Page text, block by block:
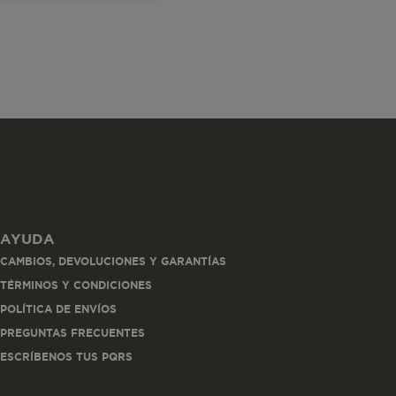
AYUDA
CAMBIOS, DEVOLUCIONES Y GARANTÍAS
TÉRMINOS Y CONDICIONES
POLÍTICA DE ENVÍOS
PREGUNTAS FRECUENTES
ESCRÍBENOS TUS PQRS
al
No guardan
Descripción